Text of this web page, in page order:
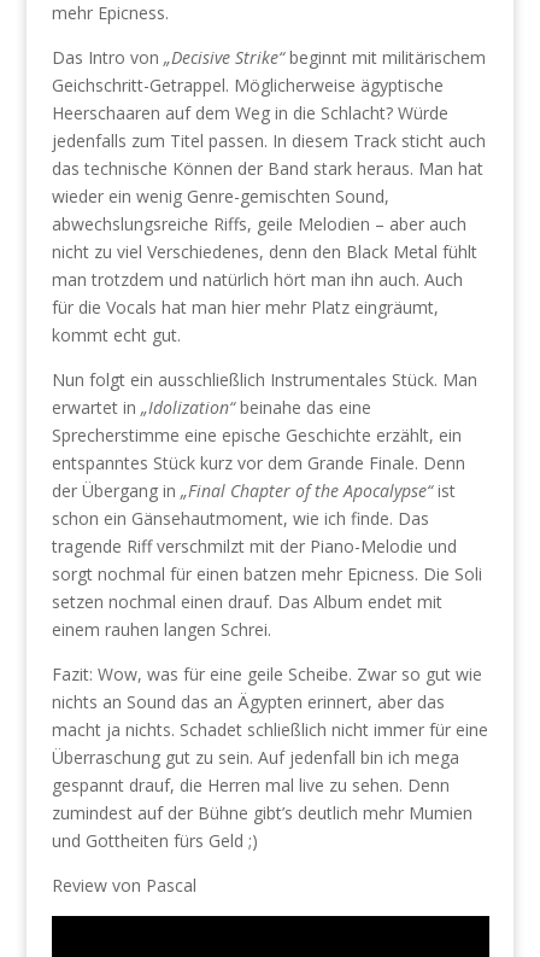
mehr Epicness.
Das Intro von „Decisive Strike“beginnt mit militärischem
Geichschritt-Getrappel. Möglicherweise ägyptische
Heerschaaren auf dem Weg in die Schlacht? Würde
jedenfalls zum Titel passen. In diesem Track sticht auch
das technische Können der Band stark heraus. Man hat
wieder ein wenig Genre-gemischten Sound,
abwechslungsreiche Riffs, geile Melodien – aber auch
nicht zu viel Verschiedenes, denn den Black Metal fühlt
man trotzdem und natürlich hört man ihn auch. Auch
für die Vocals hat man hier mehr Platz eingräumt,
kommt echt gut.
Nun folgt ein ausschließlich Instrumentales Stück. Man
erwartet in „Idolization“beinahe das eine
Sprecherstimme eine epische Geschichte erzählt, ein
entspanntes Stück kurz vor dem Grande Finale. Denn
der Übergang in „Final Chapter of the Apocalypse“ist
schon ein Gänsehautmoment, wie ich finde. Das
tragende Riff verschmilzt mit der Piano-Melodie und
sorgt nochmal für einen batzen mehr Epicness. Die Soli
setzen nochmal einen drauf. Das Album endet mit
einem rauhen langen Schrei.
Fazit: Wow, was für eine geile Scheibe. Zwar so gut wie
nichts an Sound das an Ägypten erinnert, aber das
macht ja nichts. Schadet schließlich nicht immer für eine
Überraschung gut zu sein. Auf jedenfall bin ich mega
gespannt drauf, die Herren mal live zu sehen. Denn
zumindest auf der Bühne gibt’s deutlich mehr Mumien
und Gottheiten fürs Geld ;)
Review von Pascal